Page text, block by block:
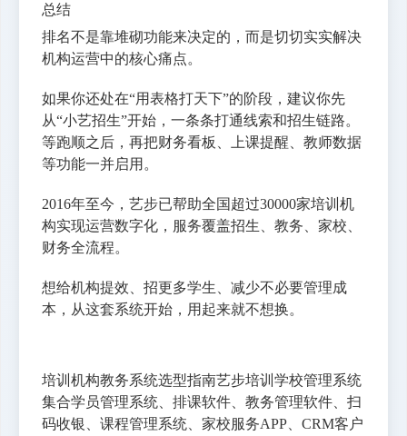
总结
排名不是靠堆砌功能来决定的，而是切切实实解决
机构运营中的核心痛点。
如果你还处在“用表格打天下”的阶段，建议你先
从“小艺招生”开始，一条条打通线索和招生链路。
等跑顺之后，再把财务看板、上课提醒、教师数据
等功能一并启用。
2016年至今，艺步已帮助全国超过30000家培训机
构实现运营数字化，服务覆盖招生、教务、家校、
财务全流程。
想给机构提效、招更多学生、减少不必要管理成
本，从这套系统开始，用起来就不想换。
培训机构教务系统选型指南艺步培训学校管理系统
集合学员管理系统、排课软件、教务管理软件、扫
码收银、课程管理系统、家校服务APP、CRM客户